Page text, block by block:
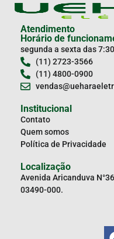
Atendimento
Horário de
segunda a sexta das
(11) 2723-3566
(11) 4800-0900
Institucional
Contato
Quem somos
Política de Privacidade
Localização
Avenida Aricanduva
03490-000.